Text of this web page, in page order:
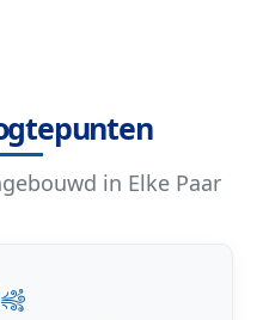
in Elke Paar